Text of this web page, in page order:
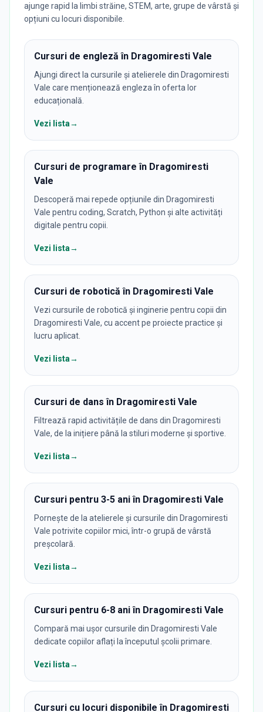
ajunge rapid la limbi străine, STEM, arte, grupe de vârstă și
opțiuni cu locuri disponibile.
Cursuri de engleză în Dragomiresti Vale
Ajungi direct la cursurile și atelierele din Dragomiresti
Vale care menționează engleza în oferta lor
educațională.
Vezi lista→
Cursuri de programare în Dragomiresti
Vale
Descoperă mai repede opțiunile din Dragomiresti
Vale pentru coding, Scratch, Python și alte activități
digitale pentru copii.
Vezi lista→
Cursuri de robotică în Dragomiresti Vale
Vezi cursurile de robotică și inginerie pentru copii din
Dragomiresti Vale, cu accent pe proiecte practice și
lucru aplicat.
Vezi lista→
Cursuri de dans în Dragomiresti Vale
Filtrează rapid activitățile de dans din Dragomiresti
Vale, de la inițiere până la stiluri moderne și sportive.
Vezi lista→
Cursuri pentru 3-5 ani în Dragomiresti Vale
Pornește de la atelierele și cursurile din Dragomiresti
Vale potrivite copiilor mici, într-o grupă de vârstă
preșcolară.
Vezi lista→
Cursuri pentru 6-8 ani în Dragomiresti Vale
Compară mai ușor cursurile din Dragomiresti Vale
dedicate copiilor aflați la începutul școlii primare.
Vezi lista→
Cursuri cu locuri disponibile în Dragomiresti